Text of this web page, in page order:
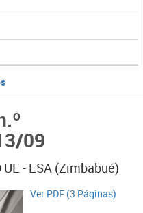
09
UE - ESA (Zimbabué)
​Ver PDF (3 Páginas)